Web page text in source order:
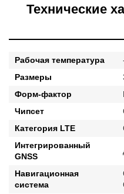
Технические
Рабочая температура
Размеры
Форм-фактор
Чипсет
Категория LTE
Интегрированный
GNSS
Навигационная
система